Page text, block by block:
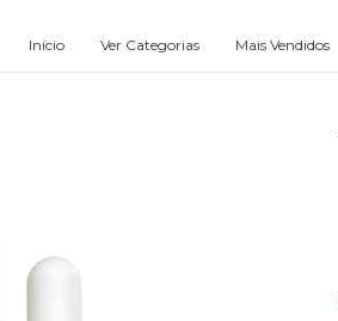
Início Ver Categorias Mais Vendidos